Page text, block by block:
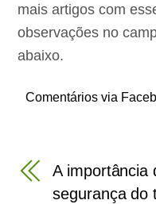
mais artigos com
observações no
abaixo.
Comentários via
A importância
segurança do